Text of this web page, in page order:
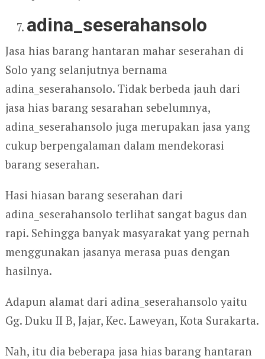
adina_seserahansolo
Jasa hias barang hantaran mahar seserahan di
Solo yang selanjutnya bernama
adina_seserahansolo. Tidak berbeda jauh dari
jasa hias barang sesarahan sebelumnya,
adina_seserahansolo juga merupakan jasa yang
cukup berpengalaman dalam mendekorasi
barang seserahan.
Hasi hiasan barang seserahan dari
adina_seserahansolo terlihat sangat bagus dan
rapi. Sehingga banyak masyarakat yang pernah
menggunakan jasanya merasa puas dengan
hasilnya.
Adapun alamat dari adina_seserahansolo yaitu
Gg. Duku II B, Jajar, Kec. Laweyan, Kota Surakarta.
Nah, itu dia beberapa jasa hias barang hantaran